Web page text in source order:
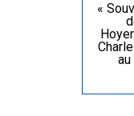
«